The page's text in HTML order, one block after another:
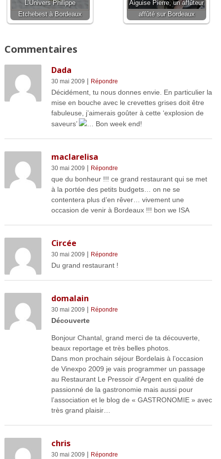
L’Univers Philippe
Etchebest à Bordeaux
Aiguise Pierre, un affûteur
affûté sur Bordeaux
Commentaires
Dada
30 mai 2009 | Répondre
Décidément, tu nous donnes envie. En particulier la
mise en bouche avec le crevettes grises doit être
fabuleuse, j’aimerais goûter à cette ‘explosion de
saveurs’
… Bon week end!
maclarelisa
30 mai 2009 | Répondre
que du bonheur !!! ce grand restaurant qui se met
à la portée des petits budgets… on ne se
contentera plus d’en rêver… vivement une
occasion de venir à Bordeaux !!! bon we ISA
Circée
30 mai 2009 | Répondre
Du grand restaurant !
domalain
30 mai 2009 | Répondre
Découverte
Bonjour Chantal, grand merci de ta découverte,
beaux reportage et très belles photos.
Dans mon prochain séjour Bordelais à l’occasion
de Vinexpo 2009 je vais programmer un passage
au Restaurant Le Pressoir d’Argent en qualité de
passionné de la gastronomie mais aussi pour
l’association et le blog de « GASTRONOMIE » avec
très grand plaisir…
chris
30 mai 2009 | Répondre